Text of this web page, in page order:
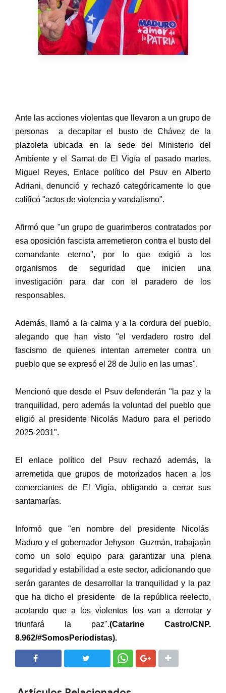
Ante las acciones violentas que llevaron a un grupo de
personas a decapitar el busto de Chávez de la
plazoleta ubicada en la sede del Ministerio del
Ambiente y el Samat de El Vigía el pasado martes,
Miguel Reyes, Enlace político del Psuv en Alberto
Adriani, denunció y rechazó categóricamente lo que
calificó "actos de violencia y vandalismo".
Afirmó que "un grupo de guarimberos contratados por
esa oposición fascista arremetieron contra el busto del
comandante eterno", por lo que exigió a los
organismos de seguridad que inicien una
investigación para dar con el paradero de los
responsables.
Además, llamó a la calma y a la cordura del pueblo,
alegando que han visto "el verdadero rostro del
fascismo de quienes intentan arremeter contra un
pueblo que se expresó el 28 de Julio en las urnas".
Mencionó que desde el Psuv defenderán "la paz y la
tranquilidad, pero además la voluntad del pueblo que
eligió al presidente Nicolás Maduro para el periodo
2025-2031".
El enlace político del Psuv rechazó además, la
arremetida que grupos de motorizados hacen a los
comerciantes de El Vigía, obligando a cerrar sus
santamarías.
Informó que "en nombre del presidente Nicolás
Maduro y el gobernador Jehyson Guzmán, trabajarán
como un solo equipo para garantizar una plena
seguridad y estabilidad a este sector, adicionando que
serán garantes de desarrollar la tranquilidad y la paz
que ha dicho el presidente de la república reelecto,
acotando que a los violentos los van a derrotar y
triunfará la paz".(Catarine Castro/CNP.
8.962/#SomosPeriodistas).